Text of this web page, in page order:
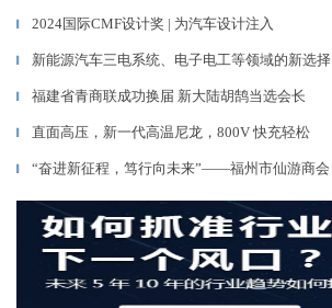
▎ 2024国际CMF设计奖 | 为汽车设计注入
▎ 新能源汽车三电系统、电子电工等领域的新选择
▎ 福建省青商联成功换届 新大陆胡鹄当选会长
▎ 直面高压，新一代高温尼龙，800V 快充轻松
▎ “奋进新征程，笃行向未来”——福州市仙游商会